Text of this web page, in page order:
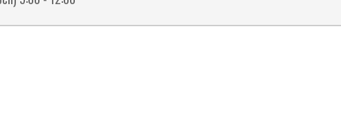
bittebis 07.08.2026bei Conny Lachmann unter 02952 5373 19